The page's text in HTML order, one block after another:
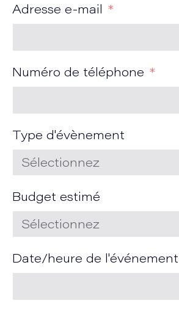
Adresse e-mail
Numéro de téléphone
Type d'évènement
Budget estimé
Date/heure de l'événement